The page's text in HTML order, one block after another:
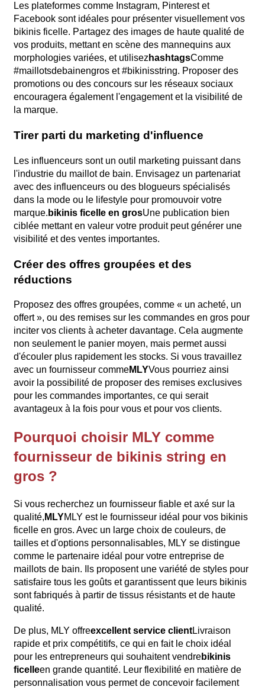
Les plateformes comme Instagram, Pinterest et
Facebook sont idéales pour présenter visuellement vos
bikinis ficelle. Partagez des images de haute qualité de
vos produits, mettant en scène des mannequins aux
morphologies variées, et utilisezhashtagsComme
#maillotsdebainengros et #bikinisstring. Proposer des
promotions ou des concours sur les réseaux sociaux
encouragera également l'engagement et la visibilité de
la marque.
Tirer parti du marketing d'influence
Les influenceurs sont un outil marketing puissant dans
l'industrie du maillot de bain. Envisagez un partenariat
avec des influenceurs ou des blogueurs spécialisés
dans la mode ou le lifestyle pour promouvoir votre
marque. bikinis ficelle en grosUne publication bien
ciblée mettant en valeur votre produit peut générer une
visibilité et des ventes importantes.
Créer des offres groupées et des
réductions
Proposez des offres groupées, comme « un acheté, un
offert », ou des remises sur les commandes en gros pour
inciter vos clients à acheter davantage. Cela augmente
non seulement le panier moyen, mais permet aussi
d'écouler plus rapidement les stocks. Si vous travaillez
avec un fournisseur commeMLYVous pourriez ainsi
avoir la possibilité de proposer des remises exclusives
pour les commandes importantes, ce qui serait
avantageux à la fois pour vous et pour vos clients.
Pourquoi choisir MLY comme
fournisseur de bikinis string en
gros ?
Si vous recherchez un fournisseur fiable et axé sur la
qualité, MLYMLY est le fournisseur idéal pour vos bikinis
ficelle en gros. Avec un large choix de couleurs, de
tailles et d'options personnalisables, MLY se distingue
comme le partenaire idéal pour votre entreprise de
maillots de bain. Ils proposent une variété de styles pour
satisfaire tous les goûts et garantissent que leurs bikinis
sont fabriqués à partir de tissus résistants et de haute
qualité.
De plus, MLY offreexcellent service clientLivraison
rapide et prix compétitifs, ce qui en fait le choix idéal
pour les entrepreneurs qui souhaitent vendrebikinis
ficelleen grande quantité. Leur flexibilité en matière de
personnalisation vous permet de concevoir facilement